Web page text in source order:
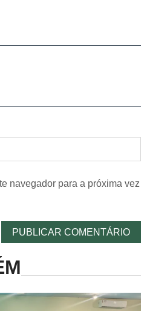
navegador para a próxima vez